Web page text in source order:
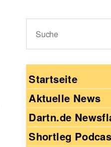
Startseite
Aktuelle News
Dartn.de
Shortleg